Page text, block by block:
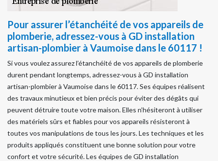
Pour assurer l’étanchéité de vos appareils de
plomberie, adressez-vous à GD installation
artisan-plombier à Vaumoise dans le 60117 !
Si vous voulez assurez l’étanchéité de vos appareils de plomberie
durent pendant longtemps, adressez-vous à GD installation
artisan-plombier à Vaumoise dans le 60117. Ses équipes réalisent
des travaux minutieux et bien précis pour éviter des dégâts qui
peuvent détruire toute votre maison. Elles n’hésiteront à utiliser
des matériels sûrs et fiables pour vos appareils résisteront à
toutes vos manipulations de tous les jours. Les techniques et les
produits appliqués constituent une bonne solution pour votre
confort et votre sécurité. Les équipes de GD installation